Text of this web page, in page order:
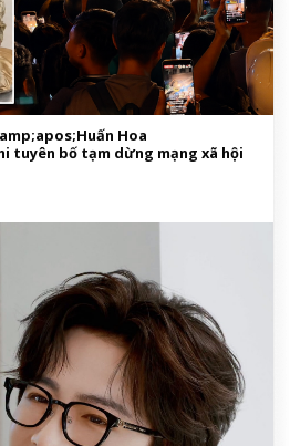
Hoa
tuyên bố tạm dừng mạng xã hội